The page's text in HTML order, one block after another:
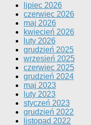
lipiec 2026
czerwiec 2026
maj 2026
kwiecień 2026
luty 2026
grudzień 2025
wrzesień 2025
czerwiec 2025
grudzień 2024
maj 2023
luty 2023
styczeń 2023
grudzień 2022
listopad 2022